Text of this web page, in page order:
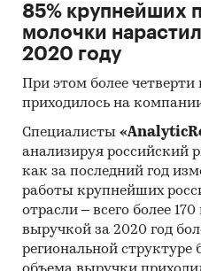
Отрасль
экономики
Суть проекта
1.
85% крупнейших
молочки
2020 году
При этом более
приходилось на
Специалисты
анализируя российский
как за последний год
работы крупнейших
отрасли – всего более
выручкой за 2020 год
региональной структуре